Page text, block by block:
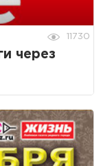
11730
через